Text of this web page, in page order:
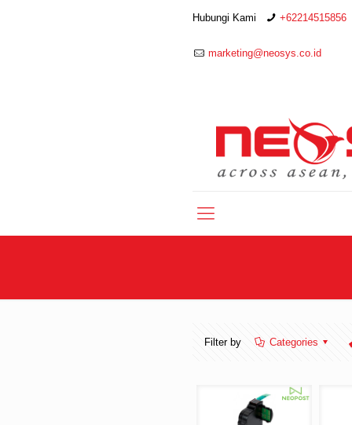
Hubungi Kami +62214515856
marketing@neosys.co.id
Filter by Categories